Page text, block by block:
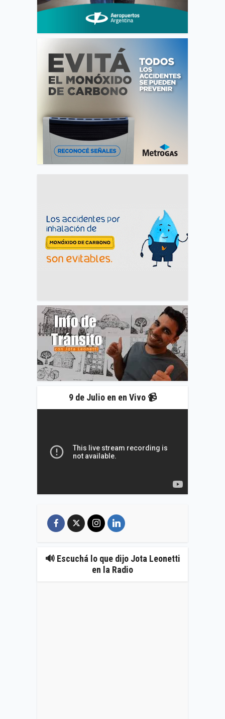
9 de Julio en en Vivo 📹
🔊 Escuchá lo que dijo Jota Leonetti
en la Radio